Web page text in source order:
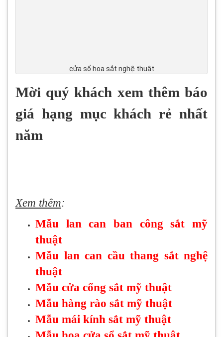
cửa sổ hoa sắt nghệ thuật
Mời quý khách xem thêm báo
giá hạng mục khách rẻ nhất
năm
Xem thêm:
Mẫu lan can ban công sắt mỹ
thuật
Mẫu lan can cầu thang sắt nghệ
thuật
Mẫu cửa cổng sắt mỹ thuật
Mẫu hàng rào sắt mỹ thuật
Mẫu mái kính sắt mỹ thuật